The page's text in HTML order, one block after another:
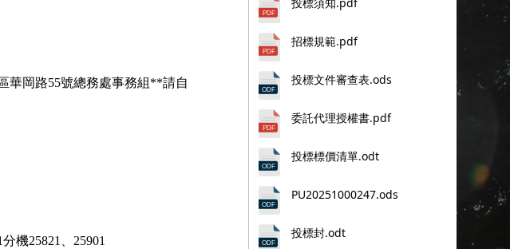
華岡路55號總務處事務組**請自
機25821、25901
招標規範.pdf
投標文件審查表.ods
委託代理授權書.pdf
投標標價清單.odt
PU20251000247.ods
投標封.odt